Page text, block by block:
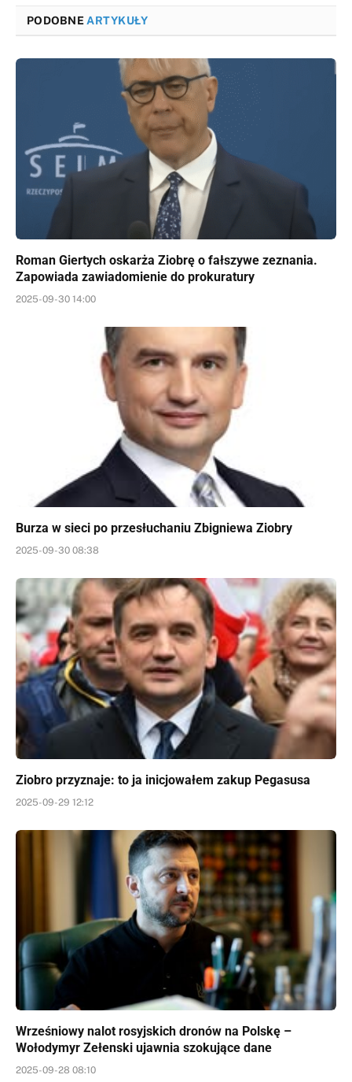
PODOBNEARTYKUŁY
Roman Giertych oskarża Ziobrę o fałszywe zeznania.
Zapowiada zawiadomienie do prokuratury
2025-09-30 14:00
Burza w sieci po przesłuchaniu Zbigniewa Ziobry
2025-09-30 08:38
Ziobro przyznaje: to ja inicjowałem zakup Pegasusa
2025-09-29 12:12
Wrześniowy nalot rosyjskich dronów na Polskę –
Wołodymyr Zełenski ujawnia szokujące dane
2025-09-28 08:10